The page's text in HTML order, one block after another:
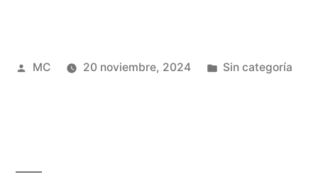
suicidio
Publicado
MC 20 noviembre, 2024
Publicada
Sin categoría